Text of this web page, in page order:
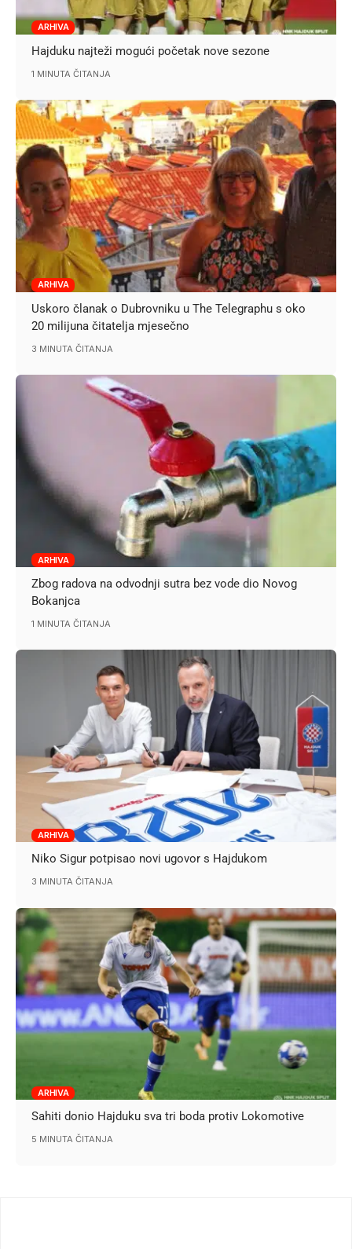
ARHIVA
Hajduku najteži mogući početak nove sezone
1 MINUTA ČITANJA
ARHIVA
Uskoro članak o Dubrovniku u The Telegraphu s oko
20 milijuna čitatelja mjesečno
3 MINUTA ČITANJA
ARHIVA
Zbog radova na odvodnji sutra bez vode dio Novog
Bokanjca
1 MINUTA ČITANJA
ARHIVA
Niko Sigur potpisao novi ugovor s Hajdukom
3 MINUTA ČITANJA
ARHIVA
Sahiti donio Hajduku sva tri boda protiv Lokomotive
5 MINUTA ČITANJA